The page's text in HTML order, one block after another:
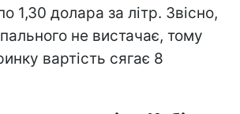
1,30 долара за літр. Звісно,
не вистачає, тому
вартість сягає 8